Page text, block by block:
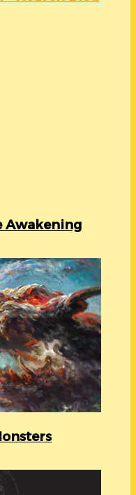
Awakening